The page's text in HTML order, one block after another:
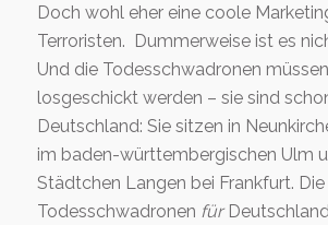
Doch wohl eher eine coole
Terroristen. Dummerweise ist es
Und die Todesschwadronen
losgeschickt werden – sie sind
Deutschland: Sie sitzen in
im baden-württembergischen Ulm
Städtchen Langen bei Frankfurt. Die
Todesschwadronen für